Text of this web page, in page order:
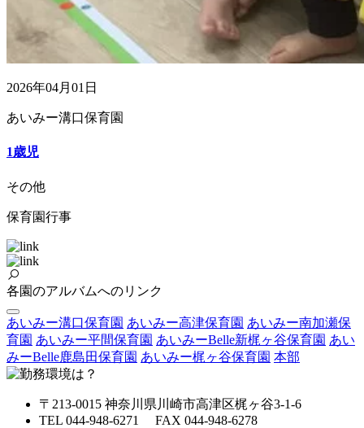
2026年04月01日
あいみー溝口保育園
1歳児
その他
保育園行事
各園のアルバムへのリンク
あいみー溝口保育園 あいみー高津保育園 あいみー南加瀬保
育園 あいみー平間保育園 あいみーBelle新梶ヶ谷保育園 あい
みーBelle鹿島田保育園 あいみー梶ヶ谷保育園 本部
〒213-0015 神奈川県川崎市高津区梶ヶ谷3-1-6
TEL 044-948-6271 FAX 044-948-6278